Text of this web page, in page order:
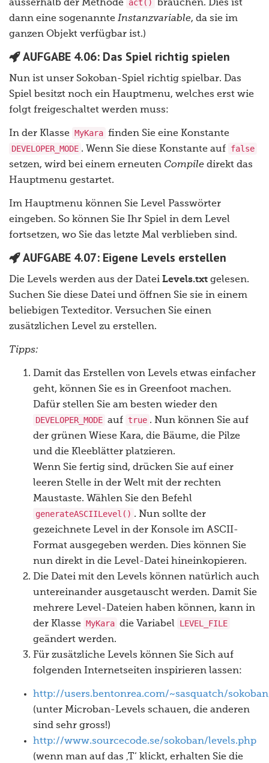
ausserhalb der Methode act()
brauchen. Dies ist
dann eine sogenannte Instanzvariable, da sie im
ganzen Objekt verfügbar ist.)
AUFGABE 4.06: Das Spiel richtig spielen
Nun ist unser Sokoban-Spiel richtig spielbar. Das
Spiel besitzt noch ein Hauptmenu, welches erst wie
folgt freigeschaltet werden muss:
In der Klasse MyKara finden Sie eine Konstante
DEVELOPER_MODE . Wenn Sie diese Konstante auf false
setzen, wird bei einem erneuten Compile direkt das
Hauptmenu gestartet.
Im Hauptmenu können Sie Level Passwörter
eingeben. So können Sie Ihr Spiel in dem Level
fortsetzen, wo Sie das letzte Mal verblieben sind.
AUFGABE 4.07: Eigene Levels erstellen
Die Levels werden aus der Datei Levels.txt gelesen.
Suchen Sie diese Datei und öffnen Sie sie in einem
beliebigen Texteditor. Versuchen Sie einen
zusätzlichen Level zu erstellen.
Tipps:
Damit das Erstellen von Levels etwas einfacher
geht, können Sie es in Greenfoot machen.
Dafür stellen Sie am besten wieder den
DEVELOPER_MODE auf true . Nun können Sie auf
der grünen Wiese Kara, die Bäume, die Pilze
und die Kleeblätter platzieren.
Wenn Sie fertig sind, drücken Sie auf einer
leeren Stelle in der Welt mit der rechten
Maustaste. Wählen Sie den Befehl
generateASCIILevel() . Nun sollte der
gezeichnete Level in der Konsole im ASCII-
Format ausgegeben werden. Dies können Sie
nun direkt in die Level-Datei hineinkopieren.
Die Datei mit den Levels können natürlich auch
untereinander ausgetauscht werden. Damit Sie
mehrere Level-Dateien haben können, kann in
der Klasse MyKara die Variabel LEVEL_FILE
geändert werden.
Für zusätzliche Levels können Sie Sich auf
folgenden Internetseiten inspirieren lassen:
http://users.bentonrea.com/~sasquatch/
(unter Microban-Levels schauen, die anderen
sind sehr gross!)
http://www.sourcecode.se/sokoban/levels.php
(wenn man auf das ‚T‘ klickt, erhalten Sie die